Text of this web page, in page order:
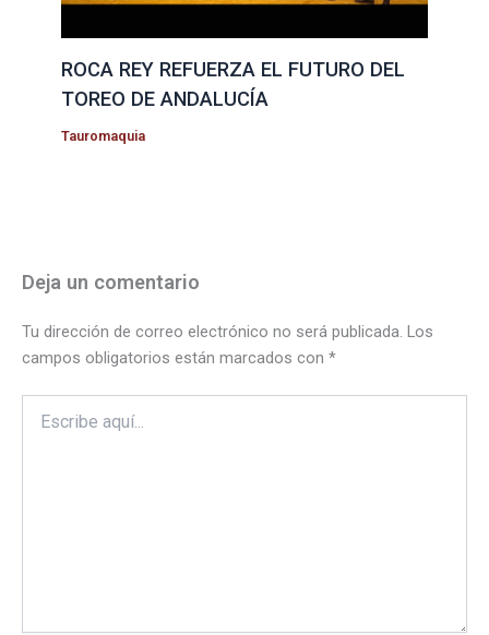
ROCA REY REFUERZA EL FUTURO DEL
TOREO DE ANDALUCÍA
Tauromaquia
Deja un comentario
Tu dirección de correo electrónico no será publicada. Los
campos obligatorios están marcados con *
aquí...